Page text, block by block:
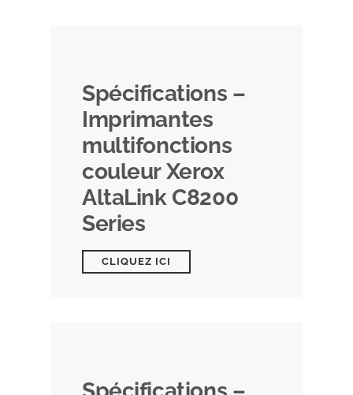
Spécifications –
Imprimantes
multifonctions
couleur Xerox
AltaLink C8200
Series
CLIQUEZ ICI